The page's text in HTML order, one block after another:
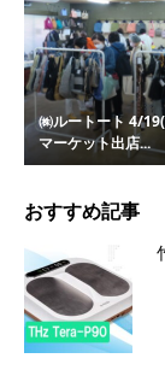
㈱ルートート 4/
マーケット出店...
おすすめ記事